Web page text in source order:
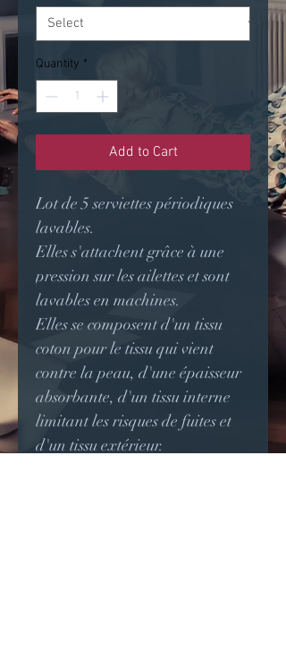
Quantity *
Add to Cart
Lot de 5 serviettes périodiques
lavables.
Elles s'attachent grâce à une
pression sur les ailettes et sont
lavables en machines.
Elles se composent d'un tissu
coton pour le tissu qui vient
contre la peau, d'une épaisseur
absorbante, d'un tissu interne
limitant les risques de fuites et
d'un tissu extérieur.